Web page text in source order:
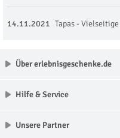
14.11.2021 Tapas -
Über erlebnisgeschenke.de
Hilfe & Service
Unsere Partner